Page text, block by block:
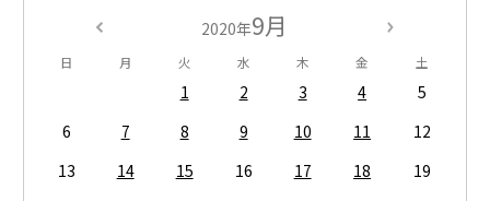
2020年9月
日 月 火 水 木 金 土
1 2 3 4
5
6
7 8 9 10 11
12
13
14 15 16 17 18
19